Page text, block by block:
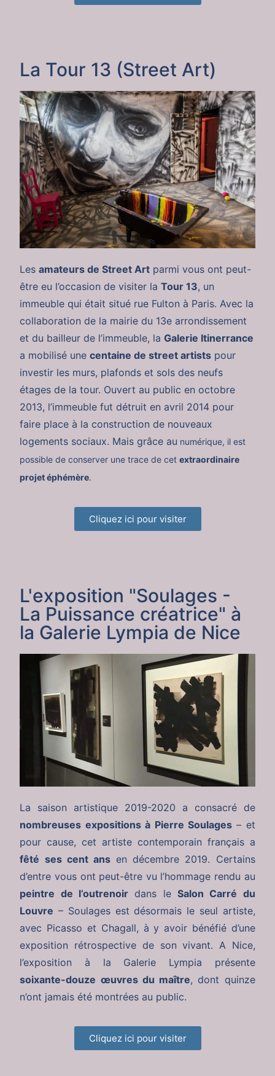
La Tour 13 (Street Art)
Lesamateurs de Street Art parmi vous ont peut-
être eu l’occasion de visiter laTour 13, un
immeuble qui était situé rue Fulton à Paris. Avec la
collaboration de la mairie du 13e arrondissement
et du bailleur de l’immeuble, laGalerie Itinerrance
a mobilisé unecentaine de street artists pour
investir les murs, plafonds et sols des neufs
étages de la tour. Ouvert au public en octobre
2013, l’immeuble fut détruit en avril 2014 pour
faire place à la construction de nouveaux
logements sociaux. Mais grâce au numérique, il est
possible de conserver une trace de cetextraordinaire
projet éphémère.
Cliquez ici pour visiter
L'exposition "Soulages -
La Puissance créatrice" à
la Galerie Lympia de Nice
La saison artistique 2019-2020 a consacré de
nombreuses expositions à Pierre Soulages– et
pour cause, cet artiste contemporain français a
fêté ses cent ansen décembre 2019. Certains
d’entre vous ont peut-être vu l’hommage rendu au
peintre de l’outrenoir dans le Salon Carré du
Louvre – Soulages est désormais le seul artiste,
avec Picasso et Chagall, à y avoir bénéfié d’une
exposition rétrospective de son vivant. A Nice,
l’exposition à la Galerie Lympia présente
soixante-douze œuvres du maître, dont quinze
n’ont jamais été montrées au public.
Cliquez ici pour visiter